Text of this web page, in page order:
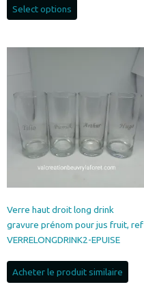
Select options
Verre haut droit long drink
gravure prénom pour jus fruit, ref
VERRELONGDRINK2-EPUISE
Acheter le produit similaire